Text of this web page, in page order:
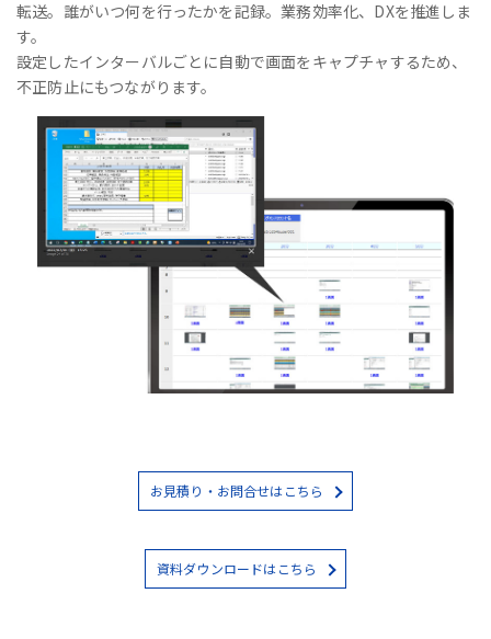
転送。誰がいつ何を行ったかを記録。業務効率化、DXを推進しま
す。
設定したインターバルごとに自動で画面をキャプチャするため、
不正防止にもつながります。
お見積り・お問合せはこちら
資料ダウンロードはこちら